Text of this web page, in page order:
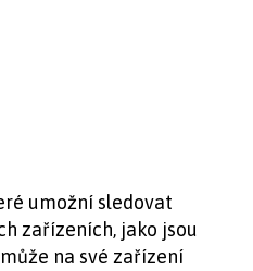
umožní sledovat
zařízeních, jako jsou
na své zařízení